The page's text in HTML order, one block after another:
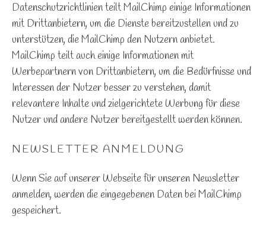
Datenschutzrichtlinien teilt MailChimp einige Informationen
mit Drittanbietern, um die Dienste bereitzustellen und zu
unterstützen, die MailChimp den Nutzern anbietet.
MailChimp teilt auch einige Informationen mit
Werbepartnern von Drittanbietern, um die Bedürfnisse und
Interessen der Nutzer besser zu verstehen, damit
relevantere Inhalte und zielgerichtete Werbung für diese
Nutzer und andere Nutzer bereitgestellt werden können.
NEWSLETTER ANMELDUNG
Wenn Sie auf unserer Webseite für unseren Newsletter
anmelden, werden die eingegebenen Daten bei MailChimp
gespeichert.